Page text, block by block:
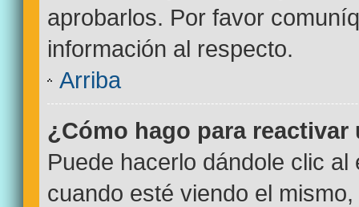
aprobarlos. Por favor
información al respecto.
Arriba
¿Cómo hago para reactivar
Puede hacerlo dándole clic
cuando esté viendo el